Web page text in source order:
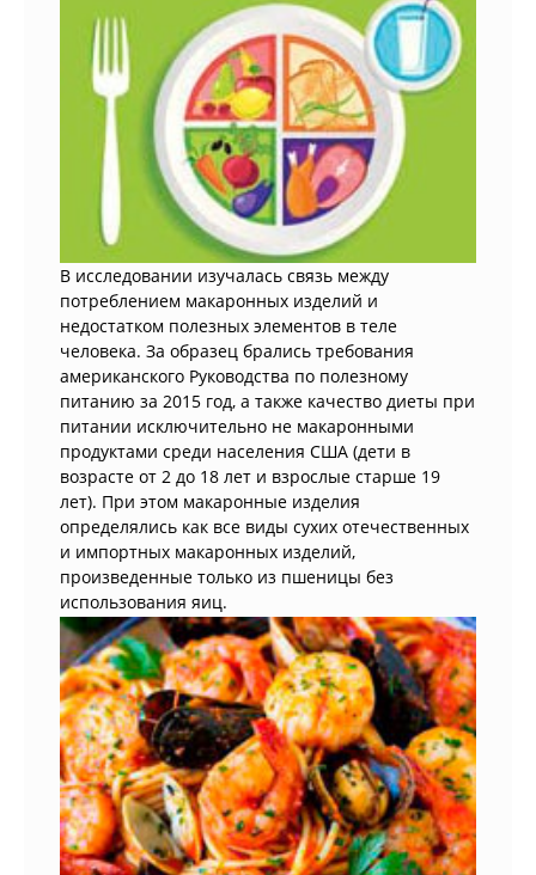
В исследовании изучалась связь между
потреблением макаронных изделий и
недостатком полезных элементов в теле
человека. За образец брались требования
американского Руководства по полезному
питанию за 2015 год, а также качество диеты при
питании исключительно не макаронными
продуктами среди населения США (дети в
возрасте от 2 до 18 лет и взрослые старше 19
лет). При этом макаронные изделия
определялись как все виды сухих отечественных
и импортных макаронных изделий,
произведенные только из пшеницы без
использования яиц.